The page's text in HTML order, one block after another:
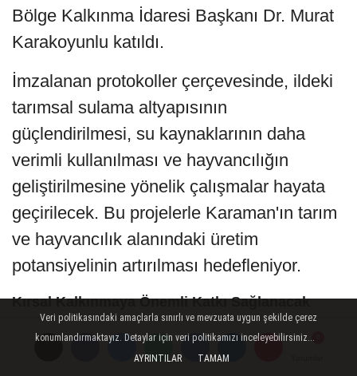
Bölge Kalkınma İdaresi Başkanı Dr. Murat
Karakoyunlu katıldı.
İmzalanan protokoller çerçevesinde, ildeki
tarımsal sulama altyapısının
güçlendirilmesi, su kaynaklarının daha
verimli kullanılması ve hayvancılığın
geliştirilmesine yönelik çalışmalar hayata
geçirilecek. Bu projelerle Karaman'ın tarım
ve hayvancılık alanındaki üretim
potansiyelinin artırılması hedefleniyor.
Kırsal Kalkınmaya Önemli Katkı Sağlanacak
İmza töreninin ardından açıklamalarda
bulunan Karaman Valisi Hayrettin Çiçek,
Veri politikasındaki amaçlarla sınırlı ve mevzuata uygun şekilde çerez
konumlandırmaktayız. Detaylar için veri politikamızı inceleyebilirsiniz...
AYRINTILAR
TAMAM